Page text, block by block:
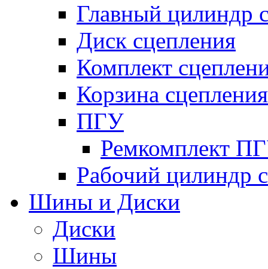
Главный цилиндр
Диск сцепления
Комплект
Корзина сцепления
ПГУ
Ремкомплект
Рабочий цилиндр
Шины и Диски
Диски
Шины